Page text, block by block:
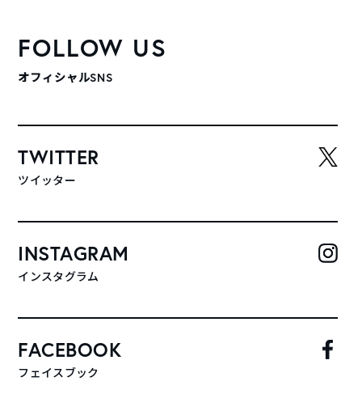
FOLLOW US
オフィシャルSNS
TWITTER
ツイッター
INSTAGRAM
インスタグラム
FACEBOOK
フェイスブック